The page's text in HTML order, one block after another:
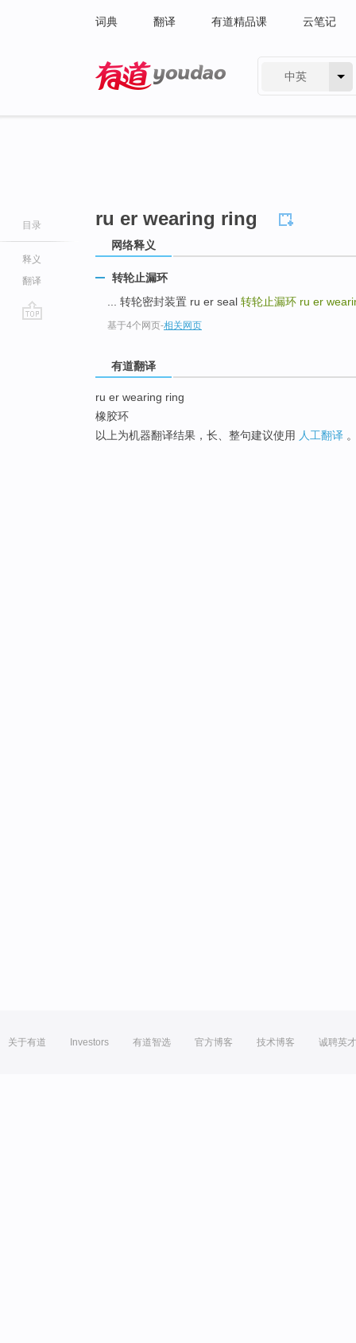
词典 翻译 有道精品课 云笔记
中英
目录
释义
翻译
ru er wearing ring
网络释义
转轮止漏环
... 转轮密封装置 ru er seal 转轮止漏环 ru er
基于4个网页-相关网页
有道翻译
ru er wearing ring
橡胶环
以上为机器翻译结果，长、整句建议使用 人工翻译
关于有道 Investors 有道智选 官方博客 技术博客 诚聘英才